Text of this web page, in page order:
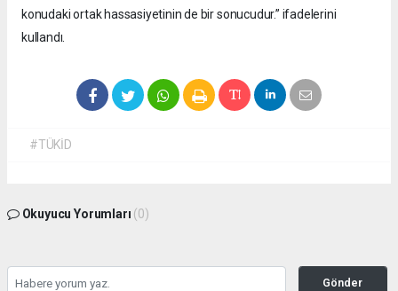
konudaki ortak hassasiyetinin de bir sonucudur.” ifadelerini
kullandı.
#TÜKİD
Okuyucu Yorumları (0)
Gönder